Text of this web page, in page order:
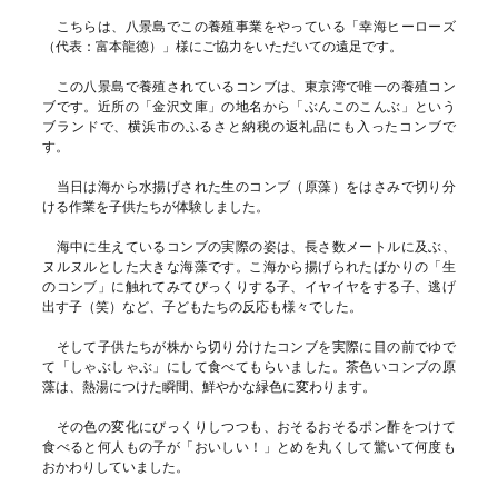
こちらは、八景島でこの養殖事業をやっている「幸海ヒーローズ
（代表：富本龍徳）」様にご協力をいただいての遠足です。
この八景島で養殖されているコンブは、東京湾で唯一の養殖コン
ブです。近所の「金沢文庫」の地名から「ぶんこのこんぶ」という
ブランドで、横浜市のふるさと納税の返礼品にも入ったコンブで
す。
当日は海から水揚げされた生のコンブ（原藻）をはさみで切り分
ける作業を子供たちが体験しました。
海中に生えているコンブの実際の姿は、長さ数メートルに及ぶ、
ヌルヌルとした大きな海藻です。こ海から揚げられたばかりの「生
のコンブ」に触れてみてびっくりする子、イヤイヤをする子、逃げ
出す子（笑）など、子どもたちの反応も様々でした。
そして子供たちが株から切り分けたコンブを実際に目の前でゆで
て「しゃぶしゃぶ」にして食べてもらいました。茶色いコンブの原
藻は、熱湯につけた瞬間、鮮やかな緑色に変わります。
その色の変化にびっくりしつつも、おそるおそるポン酢をつけて
食べると何人もの子が「おいしい！」とめを丸くして驚いて何度も
おかわりしていました。